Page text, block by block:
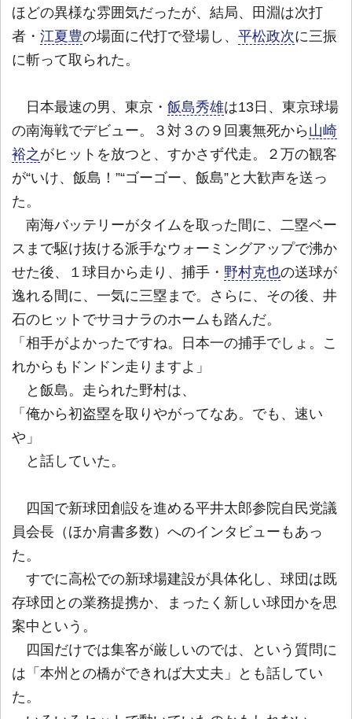
ほどの異様な雰囲気だったが、結局、田淵は次打
者・ 江夏豊の場面に代打で登場し、 平松政次に三振
に斬って取られた。
日本最速の男、東京・ 飯島秀雄は13日、東京球場
の南海戦でデビュー。３対３の９回裏無死から 山崎
裕之 がヒットを放つと、すかさず代走。２万の観客
が“いけ、飯島！”“ゴーゴー、飯島”と大歓声を送っ
た。
南海バッテリーがタイムを取った間に、二塁ベー
スまで駆け抜ける派手なウォーミングアップで沸か
せた後、１球目から走り、捕手・ 野村克也の送球が
逸れる間に、一気に三塁まで。さらに、その後、井
石のヒットでサヨナラのホームも踏んだ。
「相手がよかったですね。日本一の捕手でしょ。こ
れからもドンドン走りますよ」
と飯島。走られた野村は、
「俺から初盗塁を取りやがってなあ。でも、速い
や」
と話していた。
四国で新球団創設を進める平井太郎参院自民党議
員会長（ほか肩書多数）へのインタビューもあっ
た。
すでに高松での新球場建設が具体化し、球団は既
存球団との業務提携か、まったく新しい球団かを思
案中という。
四国だけでは集客が厳しいのでは、という質問に
は「本州との橋ができれば大丈夫」とも話してい
た。